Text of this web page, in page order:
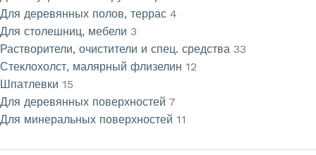
Для деревянных полов, террас 4
Для столешниц, мебели 3
Растворители, очистители и спец. средства 33
Стеклохолст, малярный флизелин 12
Шпатлевки 15
Для деревянных поверхностей 7
Для минеральных поверхностей 11